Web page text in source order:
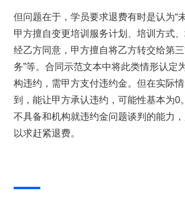
但问题在于，学员要求退费有时是认为“
甲方擅自变更培训服务计划、培训方式、
经乙方同意，甲方擅自将乙方转交给第
务”等。合同示范文本中将此类情形认定
构违约，需甲方支付违约金。但在实际
到，能让甲方承认违约，可能性基本为0
不具备和机构就违约金问题谈判的能力，
以求赶紧退费。